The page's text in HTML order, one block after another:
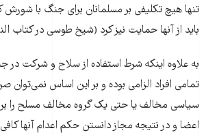
تنها هیچ تکلیفی بر مسلمانان برای جنگ با شورش
باید از آنها حمایت نیز کرد (شیخ طوسی در کتاب
به علاوه اینکه شرط استفاده از سلاح و شرکت در
تمامی افراد الزامی بوده و بر این اساس
سیاسی مخالف یا حتی یک گروه مخالف مسلح را
اعضا و در نتیجه مجاز دانستن حکم اعدام آنها